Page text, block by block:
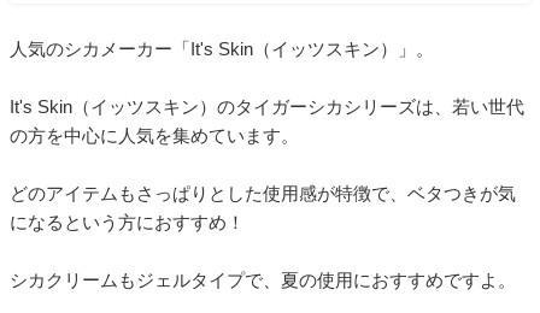
人気のシカメーカー「It's Skin（イッツスキン）」。
It's Skin（イッツスキン）のタイガーシカシリーズは、若い世代
の方を中心に人気を集めています。
どのアイテムもさっぱりとした使用感が特徴で、ベタつきが気
になるという方におすすめ！
シカクリームもジェルタイプで、夏の使用におすすめですよ。